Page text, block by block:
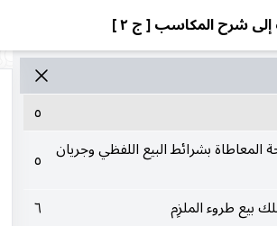
شرح المكاسب [ ج ٢ ]
٥
المعاطاة بشرائط البيع اللفظي وجريان ٥
بيع طروء الملزِم
٦